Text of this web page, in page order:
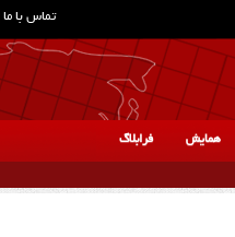
تماس با ما
همایش فرابلاگ